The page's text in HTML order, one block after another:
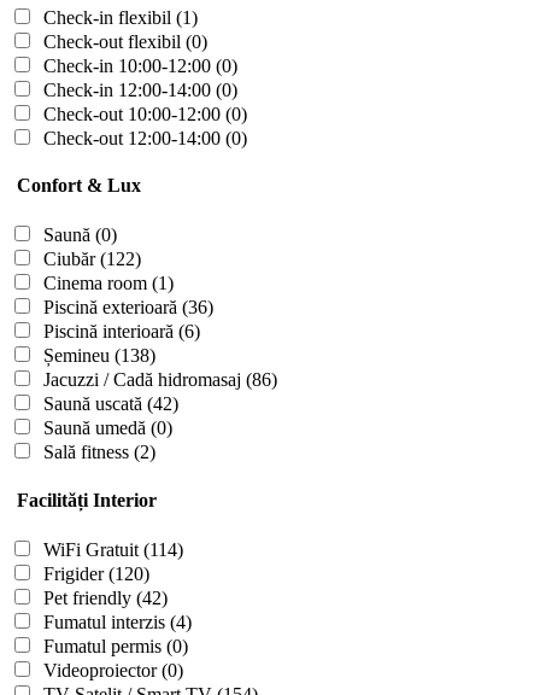
Check-in flexibil (1)
Check-out flexibil (0)
Check-in 10:00-12:00 (0)
Check-in 12:00-14:00 (0)
Check-out 10:00-12:00 (0)
Check-out 12:00-14:00 (0)
Confort & Lux
Saună (0)
Ciubăr(122)
Cinema room (1)
Piscină exterioară (36)
Piscină interioară (6)
Șemineu (138)
Jacuzzi / Cadă hidromasaj (86)
Saună uscată (42)
Saună umedă (0)
Sală fitness (2)
Facilități Interior
WiFi Gratuit (114)
Frigider(120)
Pet friendly (42)
Fumatul interzis (4)
Fumatul permis (0)
Videoproiector(0)